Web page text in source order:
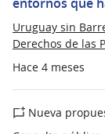
Hace 4 meses
Uruguay sin
Derechos de las
Nueva